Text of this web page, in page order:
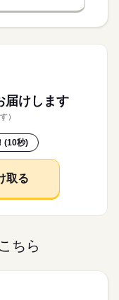
届けします
）
(10秒)
取る
ちら